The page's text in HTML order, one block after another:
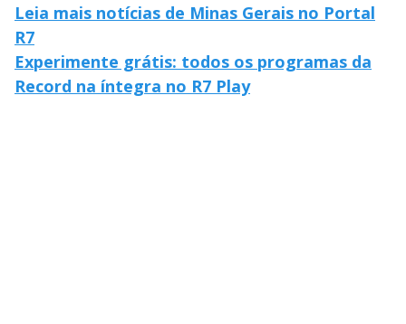
Leia mais notícias de Minas Gerais no Portal
R7
Experimente grátis: todos os programas da
Record na íntegra no R7 Play